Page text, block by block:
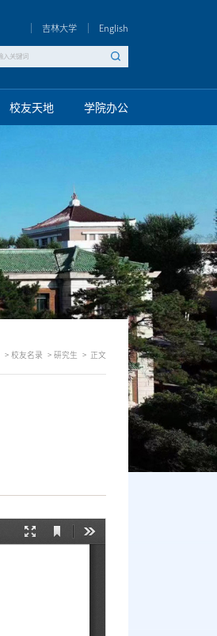
吉林大学 English
校友天地 学院办公
校友名录 研究生 正文